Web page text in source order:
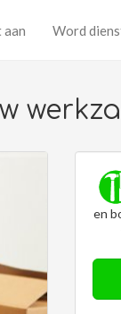
aan Word
en